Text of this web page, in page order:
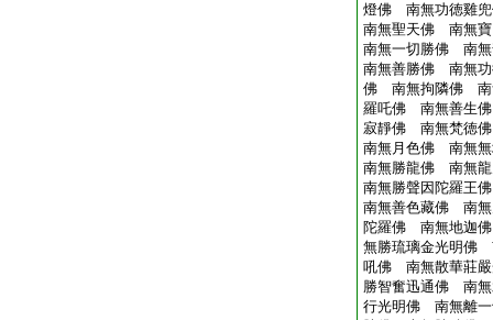
燈佛 南無功徳雞
南無聖天佛 南無
南無一切勝佛 南
南無善勝佛 南無
佛 南無拘隣佛 南
羅吒佛 南無善生
寂靜佛 南無梵徳
南無月色佛 南無
南無勝龍佛 南無
南無勝聲因陀羅王
南無善色藏佛 南
陀羅佛 南無地迦
無勝琉璃金光明佛
吼佛 南無散華莊
勝智奮迅通佛 南
行光明佛 南無離